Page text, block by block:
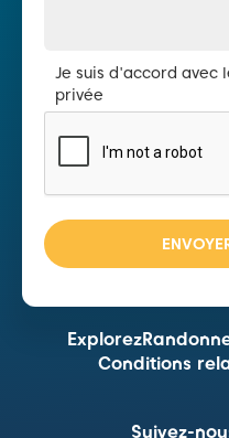
Je suis d'accord avec
privée
Explorez
Conditions
Suivez-